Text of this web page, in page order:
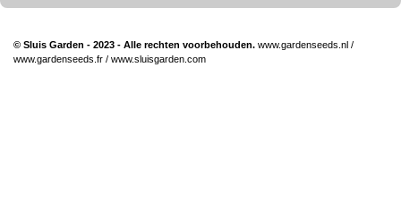
© Sluis Garden - 2023 - Alle rechten voorbehouden. www.gardenseeds.nl /
www.gardenseeds.fr / www.sluisgarden.com